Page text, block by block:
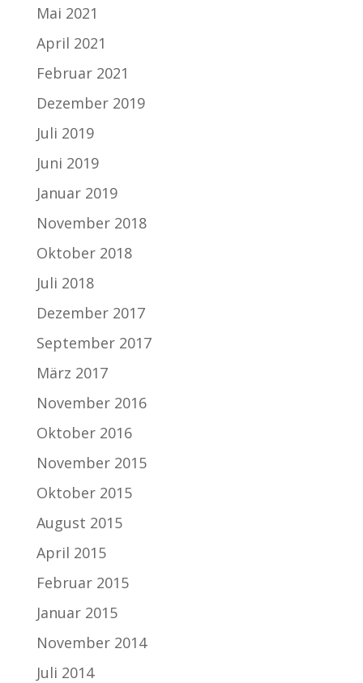
Mai 2021
April 2021
Februar 2021
Dezember 2019
Juli 2019
Juni 2019
Januar 2019
November 2018
Oktober 2018
Juli 2018
Dezember 2017
September 2017
März 2017
November 2016
Oktober 2016
November 2015
Oktober 2015
August 2015
April 2015
Februar 2015
Januar 2015
November 2014
Juli 2014